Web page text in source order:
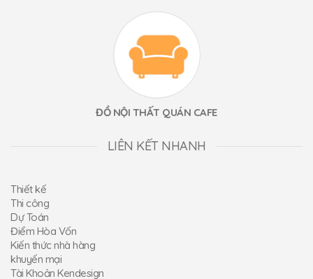
ĐỒ NỘI THẤT QUÁN CAFE
LIÊN KẾT NHANH
Thiết kế
Thi công
Dự Toán
Điểm Hòa Vốn
Kiến thức nhà hàng
khuyến mại
Tài Khoản Kendesign